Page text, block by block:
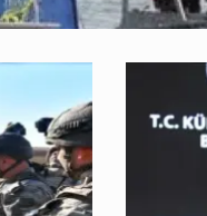
مملوكة لإسرائيلي